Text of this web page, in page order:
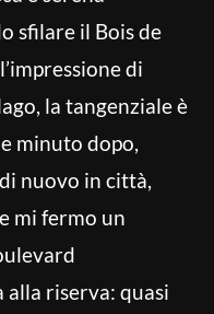
sfilare il Bois de
di
la tangenziale è
minuto dopo,
nuovo in città,
mi fermo un
alla riserva: quasi